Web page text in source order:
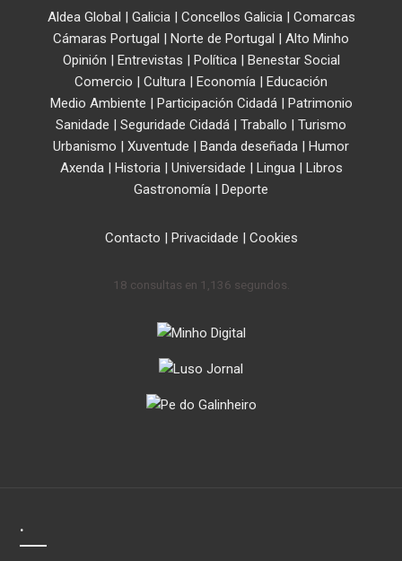
Aldea Global | Galicia| Concellos Galicia| Comarcas
Cámaras Portugal | Norte de Portugal | Alto Minho
Opinión | Entrevistas | Política| Benestar Social
Comercio | Cultura | Economía | Educación
Medio Ambiente | Participación Cidadá| Patrimonio
Sanidade | Seguridade Cidadá | Traballo | Turismo
Urbanismo | Xuventude | Banda deseñada | Humor
Axenda| Historia| Universidade | Lingua| Libros
Gastronomía | Deporte
Contacto | Privacidade | Cookies
18 consultas en 1,136 segundos.
.